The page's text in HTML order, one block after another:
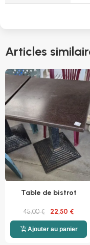
Articles
Table de bistrot
45,00 € 22,50 €
add_shopping_cartAjouter au panier